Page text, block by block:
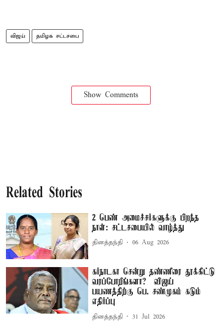
விஜய் தமிழக சட்டசபை
Show Comments
Related Stories
2 பெண் அமைச்சர்களுக்கு பிறந்த
நாள்: சட்டசபையில் வாழ்த்து
தினத்தந்தி 06 Aug 2026
கர்நாடகா சென்று தண்ணீரை தூக்கிட்டு
வரப்போறீங்களா? – விஜய்
பயணத்திற்கு பெ. சண்முகம் கடும்
எதிர்ப்பு
தினத்தந்தி 31 Jul 2026